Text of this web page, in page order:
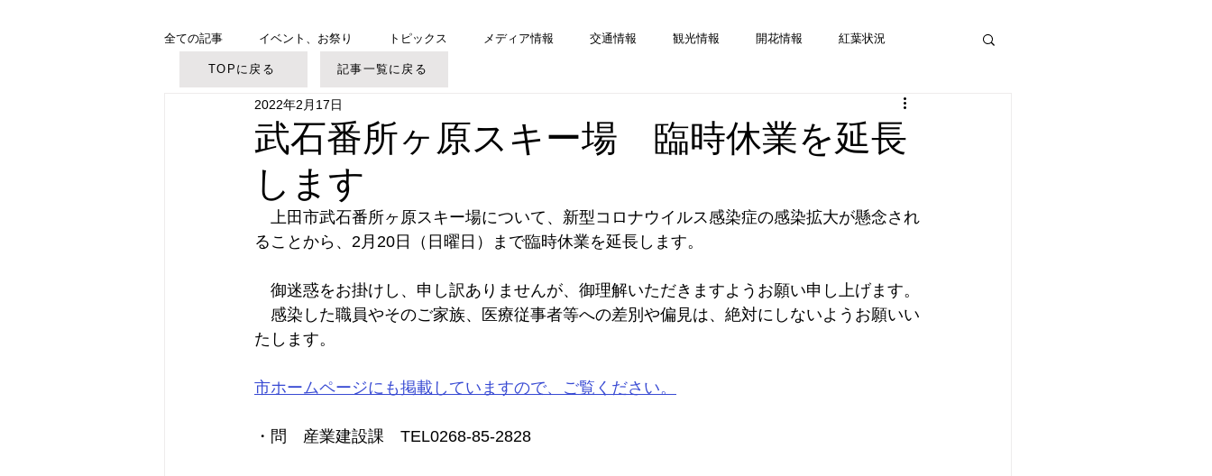
全ての記事 イベント、お祭り トピックス メディア情報 交通情報 観光情報 開花情報 紅葉状況
美ヶ原高原 御柱大祭
武石番所ヶ原スキー場 臨時休業を延長
します
2022年2月17日
上田市武石番所ヶ原スキー場について、新型コロナウイルス感染症の感染拡大が懸念され
ることから、2月20日（日曜日）まで臨時休業を延長します。
御迷惑をお掛けし、申し訳ありませんが、御理解いただきますようお願い申し上げます。
感染した職員やそのご家族、医療従事者等への差別や偏見は、絶対にしないようお願いい
たします。
市ホームページにも掲載していますので、ご覧ください。
・問　産業建設課　TEL0268-85-2828
TOPに戻る 記事一覧に戻る